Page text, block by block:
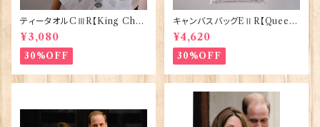
ティータオルCⅢR【King Char
lesⅢ Coronation】Victoria
Eggs 50129
¥3,080
30%OFF
キャンバスバッグEⅡR【Queen
ElizabethⅡ Commemorativ
e】Victoria Eggs 90332
¥4,620
30%OFF